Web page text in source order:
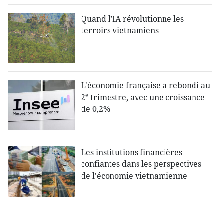
Quand l’IA révolutionne les
terroirs vietnamiens
L'économie française a rebondi au
2e trimestre, avec une croissance
de 0,2%
Les institutions financières
confiantes dans les perspectives
de l'économie vietnamienne